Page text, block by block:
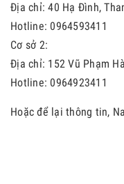
Địa chỉ: 40 Hạ Đình,
Hotline: 0964593411
Cơ sở 2:
Địa chỉ: 152 Vũ Phạm
Hotline: 0964923411
Hoặc để lại thông tin,